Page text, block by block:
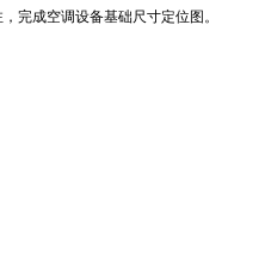
完成空调设备基础尺寸定位图。